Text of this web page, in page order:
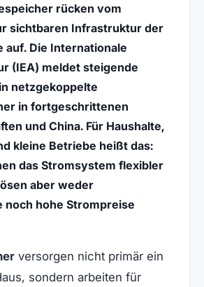
rücken vom
sichtbaren Infrastruktur der
auf. Die Internationale
(IEA) meldet steigende
netzgekoppelte
in fortgeschrittenen
und China. Für Haushalte,
kleine Betriebe heißt das:
das Stromsystem flexibler
aber weder
noch hohe Strompreise
versorgen nicht primär ein
sondern arbeiten für